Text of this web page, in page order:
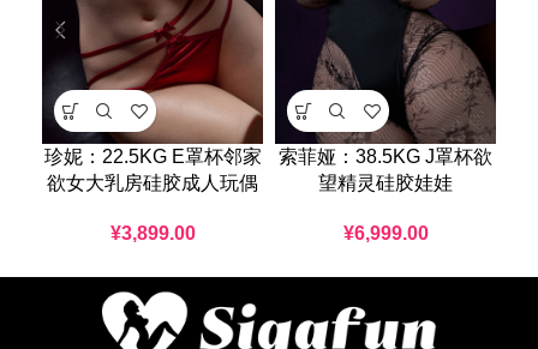
珍妮：22.5KG E罩杯邻家
欲女大乳房硅胶成人玩偶
¥3,899.00
索菲娅：38.5KG J罩杯欲
望精灵硅胶娃娃
¥6,999.00